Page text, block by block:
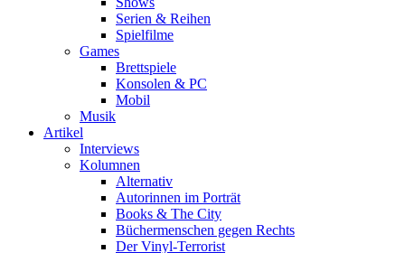
Serien & Reihen
Spielfilme
Games
Brettspiele
Konsolen & PC
Mobil
Musik
Artikel
Interviews
Kolumnen
Alternativ
Autorinnen im Porträt
Books & The City
Büchermenschen gegen Rechts
Der Vinyl-Terrorist